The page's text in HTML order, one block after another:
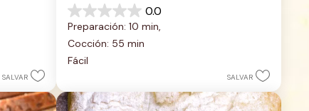
SALVAR
0.0
0.0
de
5
estrellas.
Preparación: 10 min,
Cocción: 55 min
Fácil
SALVAR